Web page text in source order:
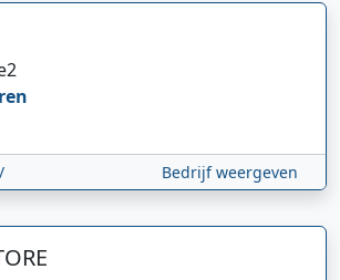
2
Bedrijf weergeven